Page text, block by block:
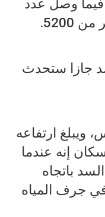
وصل عدد
سد جازا ستحدث
ويبلغ ارتفاعه
السكان إنه عندما
باتجاه
جرف المياه